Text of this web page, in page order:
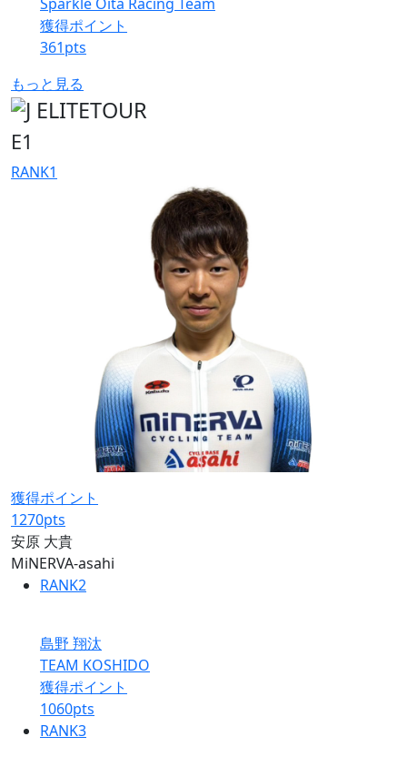
獲得ポイント
361pts
もっと見る
E1
RANK1
獲得ポイント
1270pts
安原 大貴
MiNERVA-asahi
RANK2
島野 翔汰
TEAM KOSHIDO
獲得ポイント
1060pts
RANK3